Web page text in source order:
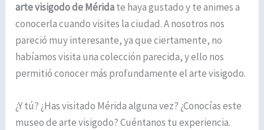
arte visigodo de Méridate haya gustado y te animes a
conocerla cuando visites la ciudad. A nosotros nos
pareció muy interesante, ya que ciertamente, no
habíamos visita una colección parecida, y ello nos
permitió conocer más profundamente el arte visigodo.
¿Y tú? ¿Has visitado Mérida alguna vez? ¿Conocías este
museo de arte visigodo? Cuéntanos tu experiencia.